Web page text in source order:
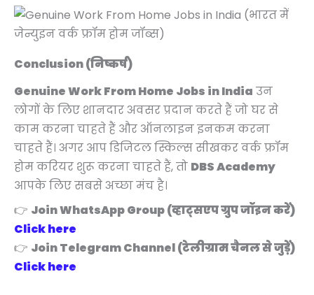
Conclusion (निष्कर्ष)
Genuine Work From Home Jobs in India उन
लोगों के लिए शानदार अवसर प्रदान करते हैं जो घर से
काम करना चाहते हैं और ऑनलाइन इनकम करना
चाहते हैं। अगर आप डिजिटल स्किल्स सीखकर वर्क फ्रॉम
होम करियर शुरू करना चाहते हैं, तो DBS Academy
आपके लिए सबसे अच्छा मंच है।
👉 Join WhatsApp Group (व्हाट्सएप ग्रुप जॉइन करें)
Click here
👉 Join Telegram Channel (टेलीग्राम चैनल से जुड़ें)
Click here